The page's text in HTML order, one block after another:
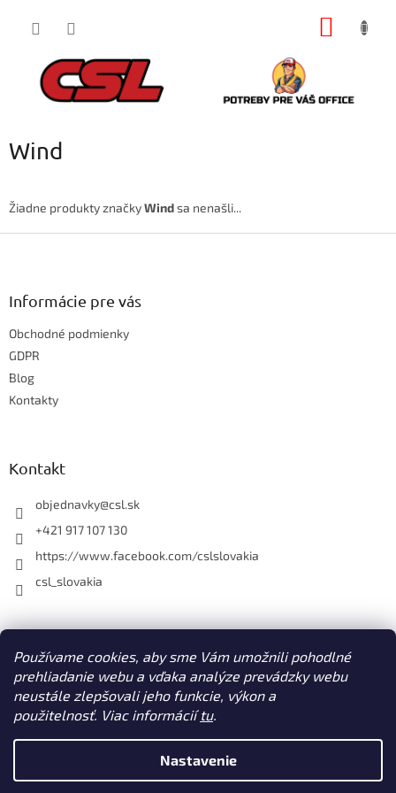
Používame cookies, aby sme Vám umožnili pohodlné
prehliadanie webu a vďaka analýze prevádzky webu
neustále zlepšovali jeho funkcie, výkon a
použitelnosť. Viac informáciítu.
Nastavenie
Wind
Žiadne produkty značkyWindsa nenašli...
Z
Informácie pre vás
Obchodné podmienky
GDPR
Blog
Kontakty
Kontakt
objednavky@csl.sk
+421 917 107 130
https://www.facebook.com/cslslovakia
csl_slovakia
Facebook